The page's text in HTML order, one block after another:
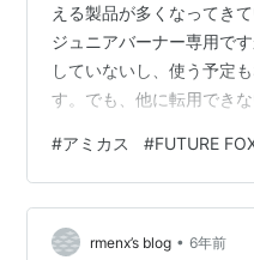
える製品が多くなってき
ジュニアバーナー専用で
していないし、使う予定
す。でも、他に転用でき
アミカスのツマミの部分
を楽に回せるのになーと
あるFUTURE FOXだった
の成り行き。 さっそく試
#アミカス #FUTURE
rmenx’s blog • 6年前